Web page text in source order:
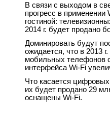
В связи с выходом в
прогресс в
гостиной:
2014 г. будет продано
Доминировать будут
ожидается, что в 2013
мобильных телефонов
интерфейса Wi-Fi
Что касается
их будет продано 29
оснащены Wi-Fi.